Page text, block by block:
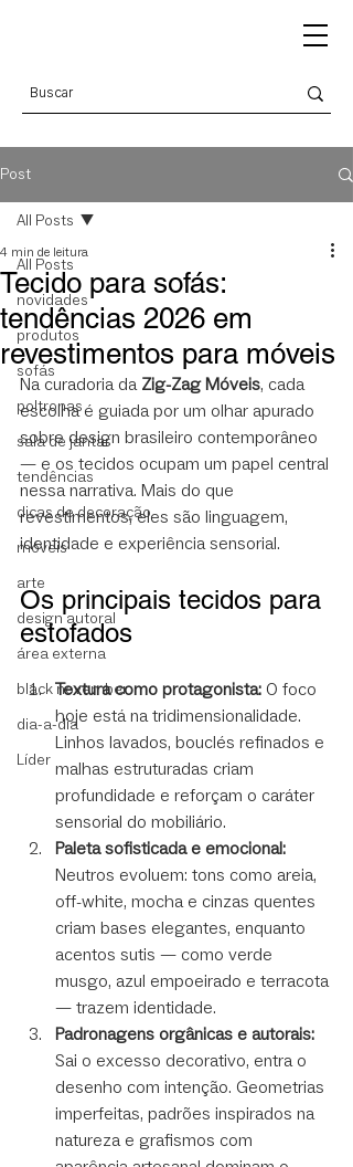
Post
All Posts
novidades
produtos
sofás
poltronas
sala de jantar
tendências
dicas de decoração
móveis
arte
design autoral
área externa
black november
dia-a-dia
Líder
All Posts
Tecido para sofás:
tendências 2026 em
revestimentos para móveis
4 min de leitura
Na curadoria da Zig-Zag Móveis, cada
escolha é guiada por um olhar apurado
sobre design brasileiro contemporâneo
— e os tecidos ocupam um papel central
nessa narrativa. Mais do que
revestimentos, eles são linguagem,
identidade e experiência sensorial.
Os principais tecidos para
estofados
Textura como protagonista: O foco
hoje está na tridimensionalidade.
Linhos lavados, bouclés refinados e
malhas estruturadas criam
profundidade e reforçam o caráter
sensorial do mobiliário.
Paleta sofisticada e emocional:
Neutros evoluem: tons como areia,
off-white, mocha e cinzas quentes
criam bases elegantes, enquanto
acentos sutis — como verde
musgo, azul empoeirado e terracota
— trazem identidade.
Padronagens orgânicas e autorais:
Sai o excesso decorativo, entra o
desenho com intenção. Geometrias
imperfeitas, padrões inspirados na
natureza e grafismos com